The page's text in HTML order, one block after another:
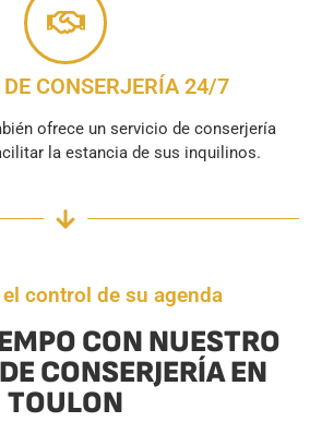
CONSERJERÍA 24/7
ofrece un servicio de conserjería
la estancia de sus inquilinos.
control de su agenda
CON NUESTRO
CONSERJERÍA EN
TOULON